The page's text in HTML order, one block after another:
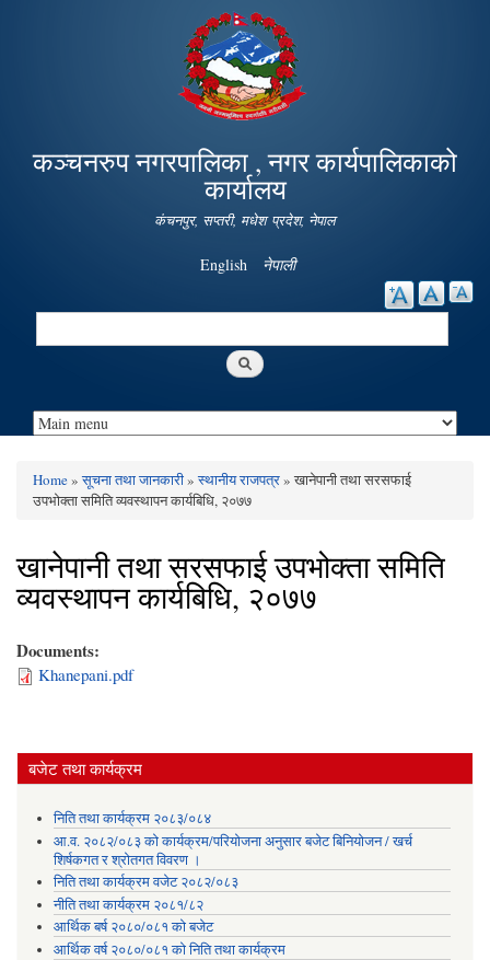
Skip to
main
content
कञ्चनरुप नगरपालिका , नगर कार्यपालिकाको
कार्यालय
कंचनपुर, सप्तरी, मधेश प्रदेश, नेपाल
English नेपाली
Search
You are here
Home»सूचना तथा जानकारी»स्थानीय राजपत्र» खानेपानी तथा सरसफाई
उपभोक्ता समिति व्यवस्थापन कार्यबिधि, २०७७
खानेपानी तथा सरसफाई उपभोक्ता समिति
व्यवस्थापन कार्यबिधि, २०७७
Documents:
Khanepani.pdf
बजेट तथा कार्यक्रम
निति तथा कार्यक्रम २०८३/०८४
आ.व. २०८२/०८३ को कार्यक्रम/परियोजना अनुसार बजेट बिनियोजन / खर्च
शिर्षकगत र श्रोतगत विवरण ।
निति तथा कार्यक्रम वजेट २०८२/०८३
नीति तथा कार्यक्रम २०८१/८२
आर्थिक बर्ष २०८०/०८१ को बजेट
आर्थिक वर्ष २०८०/०८१ को निति तथा कार्यक्रम